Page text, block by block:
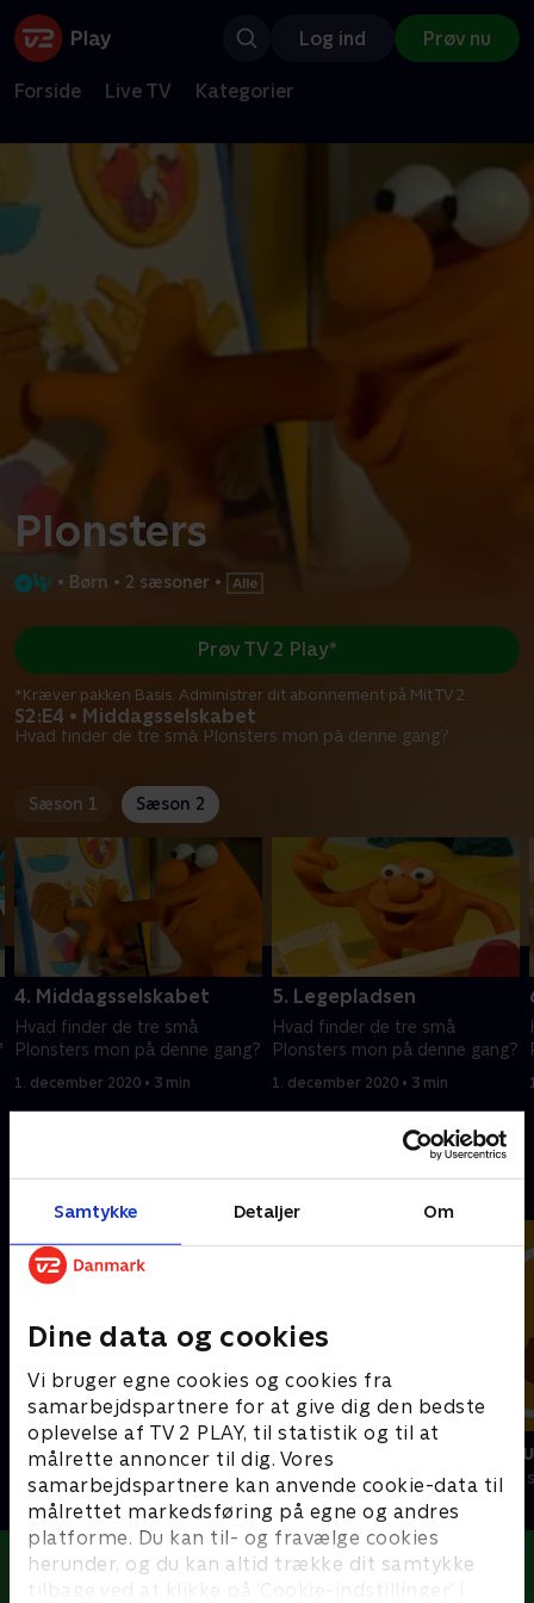
Samtykke Detaljer Om
Dine data og cookies
Vi bruger egne cookies og cookies fra
samarbejdspartnere for at give dig den bedste
oplevelse af TV 2 PLAY, til statistik og til at
målrette annoncer til dig. Vores
samarbejdspartnere kan anvende cookie-data til
målrettet markedsføring på egne og andres
platforme. Du kan til- og fravælge cookies
herunder, og du kan altid trække dit samtykke
tilbage ved at klikke på ’Cookie-indstillinger’ i
Log ind Prøv nu
Forside Live TV Kategorier
Plonsters
• Børn • 2 sæsoner •
S2:E4 • Middagsselskabet
Hvad finder de tre små Plonsters mon på denne gang?
Prøv TV 2 Play*
*Kræver pakken Basis. Administrer dit abonnement på Mit TV 2.
Sæson 1 Sæson 2
4. Middagsselskabet
Hvad finder de tre små
Plonsters mon på denne gang?
1. december 2020 • 3 min
5. Legepladsen
Hvad finder de tre små
Plonsters mon på denne gang?
1. december 2020 • 3 min
Andre så også
Oddbods
Børneserier • 1 sæsoner
Miniteve:
Børneserier • 1